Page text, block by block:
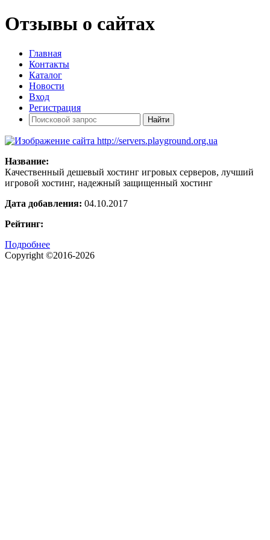
Отзывы о сайтах
Главная
Контакты
Каталог
Новости
Вход
Регистрация
Название:
Качественный дешевый хостинг игровых серверов, лучший
игровой хостинг, надежный защищенный хостинг
Дата добавления: 04.10.2017
Рейтинг:
Подробнее
Copyright ©2016-2026